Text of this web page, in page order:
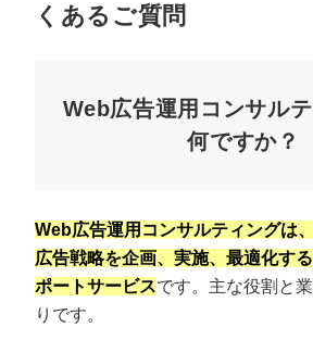
くあるご質問
Web広告運用コンサル
何ですか？
Web広告運用コンサルティングは
広告戦略を企画、実施、最適化す
ポートサービスです。主な役割と
りです。